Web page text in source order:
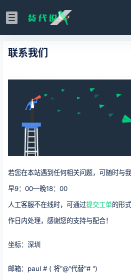
联系我们
若您在本站遇到任何相关问题，可随时与
早9：00—晚18：00
人工客服不在线时，可通过提交工单的形
作日内处理，感谢您的支持与配合！
坐标：深圳
邮箱：paul # ( 将"@"代替"# ")